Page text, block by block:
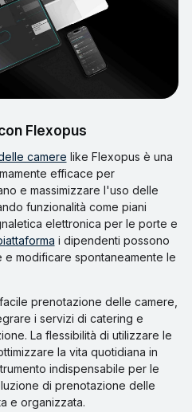
Flexopus
camere like Flexopus è una
efficace per
e massimizzare l'uso delle
funzionalità come piani
elettronica per le porte e
i dipendenti possono
modificare spontaneamente le
prenotazione delle camere,
i servizi di catering e
La flessibilità di utilizzare le
la vita quotidiana in
indispensabile per le
di prenotazione delle
e organizzata.